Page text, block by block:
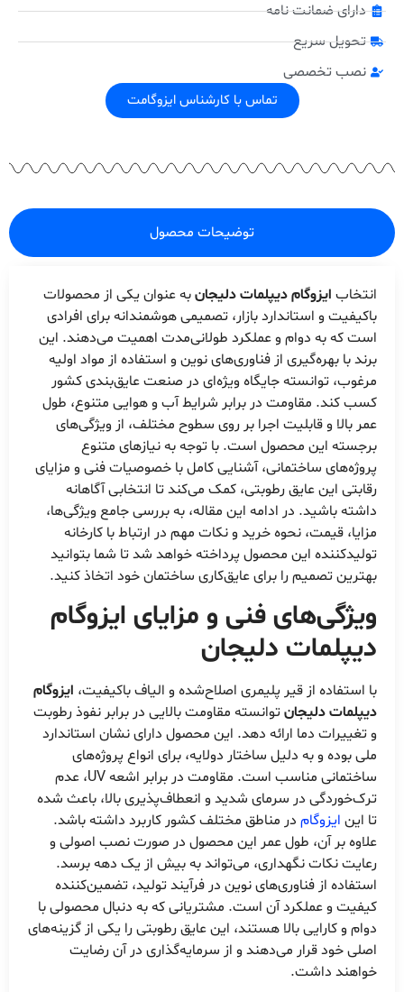
دارای ضمانت نامه
تحویل سریع
نصب تخصصی
تماس با کارشناس ایزوگامت
توضیحات محصول
انتخاب ایزوگام دیپلمات دلیجانبه عنوان یکی از محصولات
باکیفیت و استاندارد بازار، تصمیمی هوشمندانه برای افرادی
است که به دوام و عملکرد طولانی‌مدت اهمیت می‌دهند. این
برند با بهره‌گیری از فناوری‌های نوین و استفاده از مواد اولیه
مرغوب، توانسته جایگاه ویژه‌ای در صنعت عایق‌بندی کشور
کسب کند. مقاومت در برابر شرایط آب و هوایی متنوع، طول
عمر بالا و قابلیت اجرا بر روی سطوح مختلف، از ویژگی‌های
برجسته این محصول است. با توجه به نیازهای متنوع
پروژه‌های ساختمانی، آشنایی کامل با خصوصیات فنی و مزایای
رقابتی این عایق رطوبتی، کمک می‌کند تا انتخابی آگاهانه
داشته باشید. در ادامه این مقاله، به بررسی جامع ویژگی‌ها،
مزایا، قیمت، نحوه خرید و نکات مهم در ارتباط با کارخانه
تولیدکننده این محصول پرداخته خواهد شد تا شما بتوانید
بهترین تصمیم را برای عایق‌کاری ساختمان خود اتخاذ کنید.
ویژگی‌های فنی و مزایای ایزوگام
دیپلمات دلیجان
با استفاده از قیر پلیمری اصلاح‌شده و الیاف باکیفیت، ایزوگام
دیپلمات دلیجانتوانسته مقاومت بالایی در برابر نفوذ رطوبت
و تغییرات دما ارائه دهد. این محصول دارای نشان استاندارد
ملی بوده و به دلیل ساختار دولایه، برای انواع پروژه‌های
ساختمانی مناسب است. مقاومت در برابر اشعه UV، عدم
ترک‌خوردگی در سرمای شدید و انعطاف‌پذیری بالا، باعث شده
تا این ایزوگام در مناطق مختلف کشور کاربرد داشته باشد.
علاوه بر آن، طول عمر این محصول در صورت نصب اصولی و
رعایت نکات نگهداری، می‌تواند به بیش از یک دهه برسد.
استفاده از فناوری‌های نوین در فرآیند تولید، تضمین‌کننده
کیفیت و عملکرد آن است. مشتریانی که به دنبال محصولی با
دوام و کارایی بالا هستند، این عایق رطوبتی را یکی از گزینه‌های
اصلی خود قرار می‌دهند و از سرمایه‌گذاری در آن رضایت
خواهند داشت.